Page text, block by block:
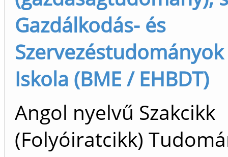
Gazdálkodás- és
Iskola (BME / EHBDT)
Angol nyelvű Szakcikk
(Folyóiratcikk)